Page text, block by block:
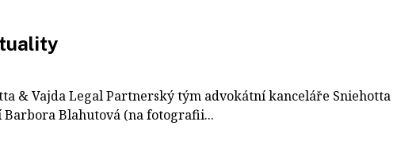
& Vajda Legal Partnerský tým advokátní kanceláře Sniehotta
Barbora Blahutová (na fotografii...